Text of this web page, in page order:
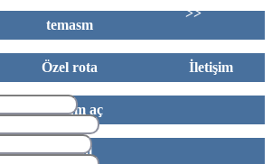
temasm
Özel rota
Oturum aç
Kaydol
>>
İletişim